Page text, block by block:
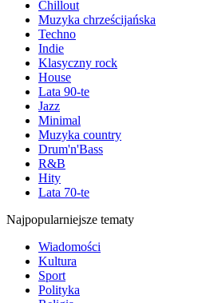
Chillout
Muzyka chrześcijańska
Techno
Indie
Klasyczny rock
House
Lata 90-te
Jazz
Minimal
Muzyka country
Drum'n'Bass
R&B
Hity
Lata 70-te
Najpopularniejsze tematy
Wiadomości
Kultura
Sport
Polityka